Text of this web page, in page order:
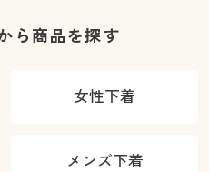
ら商品を探す
女性下着
メンズ下着